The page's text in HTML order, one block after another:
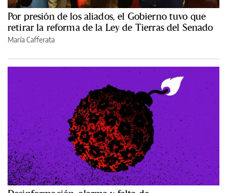
Por presión de los aliados, el Gobierno tuvo que
retirar la reforma de la Ley de Tierras del Senado
María Cafferata